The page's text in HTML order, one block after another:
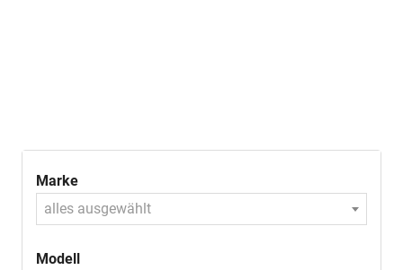
Marke
alles ausgewählt
Modell